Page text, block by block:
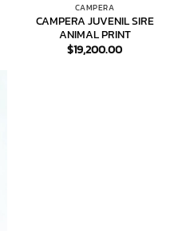
CAMPERA
CAMPERA JUVENIL SIRE
ANIMAL PRINT
$19,200.00